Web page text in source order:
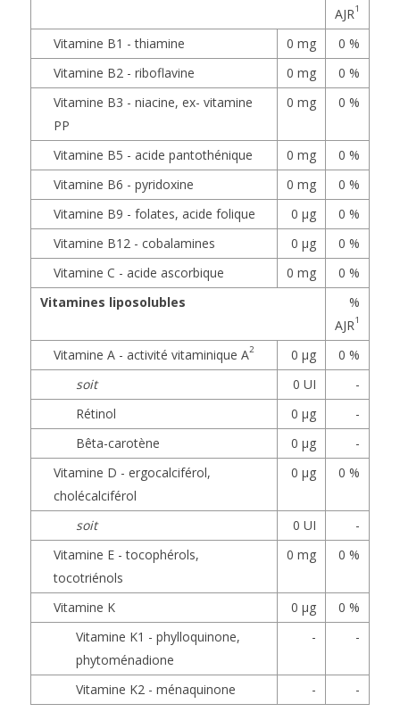
AJR1
Vitamine B1 - thiamine 0 mg
0 %
Vitamine B2 - riboflavine
0 mg
0 %
Vitamine B3 - niacine, ex- vitamine
PP
0 mg 0 %
Vitamine B5 - acide pantothénique 0 mg
0 %
Vitamine B6 - pyridoxine
0 mg
0 %
Vitamine B9 - folates, acide folique
0 µg
0 %
Vitamine B12 - cobalamines
0 µg
0 %
Vitamine C - acide ascorbique
0 mg
0 %
Vitamines liposolubles
%
AJR1
Vitamine A - activité vitaminique A2 0 µg
0 %
soit
0 UI
-
Rétinol
0 µg
-
Bêta-carotène
0 µg
-
Vitamine D - ergocalciférol,
cholécalciférol
0 µg 0 %
soit 0 UI
-
Vitamine E - tocophérols,
tocotriénols
0 mg 0 %
Vitamine K 0 µg
0 %
Vitamine K1 - phylloquinone,
phytoménadione
- -
Vitamine K2 - ménaquinone - -